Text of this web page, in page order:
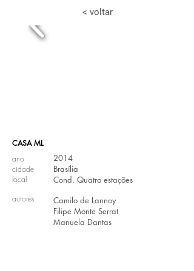
< voltar
CASA ML
ano
cidade
local
autores
2014
Brasília
Cond. Quatro estações
Camilo de Lannoy
Filipe Monte Serrat
Manuela Dantas